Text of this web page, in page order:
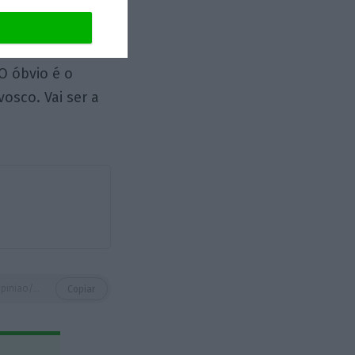
óbvio é o
Vai ser a